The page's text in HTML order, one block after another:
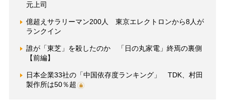
元上司
億超えサラリーマン200人 東京エレクトロンから8人が
ランクイン
誰が「東芝」を殺したのか 「日の丸家電」終焉の裏側
【前編】
日本企業33社の「中国依存度ランキング」 TDK、村田
製作所は50％超